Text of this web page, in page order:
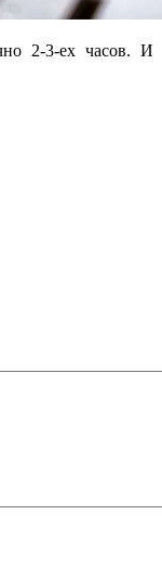
2-3-ех часов. И